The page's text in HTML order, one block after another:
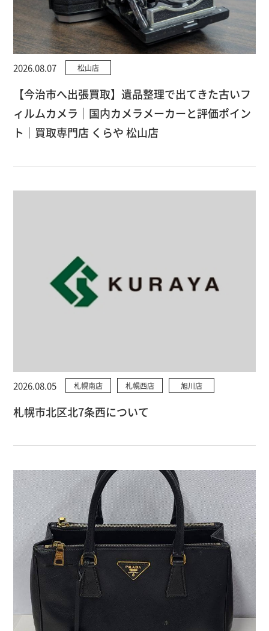
2026.08.07 松山店
【今治市へ出張買取】遺品整理で出てきた古いフ
ィルムカメラ｜国内カメラメーカーと評価ポイン
ト｜買取専門店 くらや 松山店
2026.08.05 札幌南店 札幌西店 旭川店
札幌市北区北7条西について